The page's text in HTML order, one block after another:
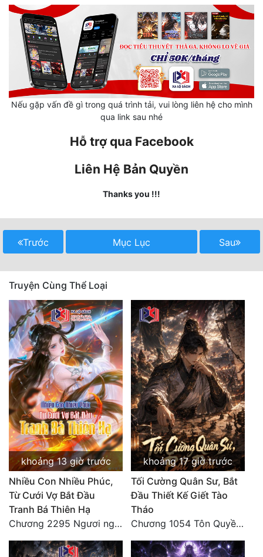
Làm Giàu
Lịch Sử
Mưu Mô
Mạt Thế
Mỹ Thực
Phong Thủy - Tâm Linh
Phương Tây
Quan Trường
Quân Sự
Sảng Văn
Sắc
Sủng
Thanh Xuân
Tiên Hiệp
Tiểu Thuyết
Trinh Thám
Triều Đấu
Trùng Sinh
Trọng Sinh
Nếu gặp vấn đề gì trong quá trình tải, vui lòng liên hệ cho mình
qua link sau nhé
Hỗ trợ qua Facebook
Liên Hệ Bản Quyền
Thanks you !!!
Trước Mục Lục Sau
Truyện Cùng Thể Loại
khoảng 13 giờ trước
Nhiều Con Nhiều Phúc,
Từ Cưới Vợ Bắt Đầu
Tranh Bá Thiên Hạ
Chương 2295 Ngươi nghĩ chuyện Đại Viêm tiên triều làm có thể giấu được thiên hạ sao?
khoảng 17 giờ trước
Tối Cường Quân Sư, Bắt
Đầu Thiết Kế Giết Tào
Tháo
Chương 1054 Tôn Quyền mưu nghịch, bí văn kinh thiên (2/2)